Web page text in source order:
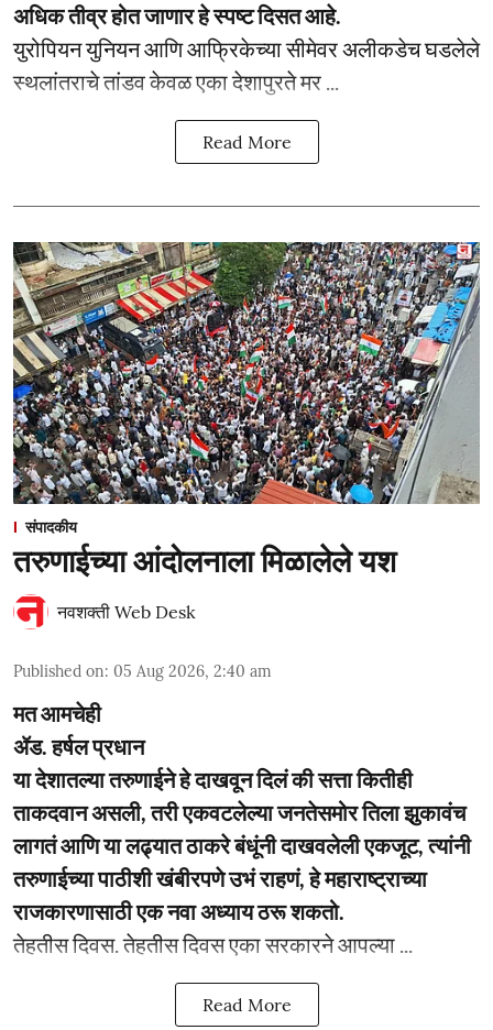
अधिक तीव्र होत जाणार हे स्पष्ट दिसत आहे.
युरोपियन युनियन आणि आफ्रिकेच्या सीमेवर अलीकडेच घडलेले
स्थलांतराचे तांडव केवळ एका देशापुरते मर ...
Read More
संपादकीय
तरुणाईच्या आंदोलनाला मिळालेले यश
नवशक्ती Web Desk
Published on: 05 Aug 2026, 2:40 am
मत आमचेही
ॲड. हर्षल प्रधान
या देशातल्या तरुणाईने हे दाखवून दिलं की सत्ता कितीही
ताकदवान असली, तरी एकवटलेल्या जनतेसमोर तिला झुकावंच
लागतं आणि या लढ्यात ठाकरे बंधूंनी दाखवलेली एकजूट, त्यांनी
तरुणाईच्या पाठीशी खंबीरपणे उभं राहणं, हे महाराष्ट्राच्या
राजकारणासाठी एक नवा अध्याय ठरू शकतो.
­­तेहतीस दिवस. तेहतीस दिवस एका सरकारने आपल्या ...
Read More